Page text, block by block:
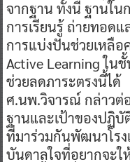
จากฐาน ทั้งนี้ ฐานใ
การเรียนรู้ ถ่ายทอดแ
การแบ่งปันช่วยเหลื
Active Learning ในชั้
ช่วยลดภาระตรงนี้ได้
ศ.นพ.วิจารณ์ กล่าวต่
ฐานและเป้าของปฏิบั
ที่มาร่วมกันพัฒนาโรง
บันดาลใจที่อยากจะใ